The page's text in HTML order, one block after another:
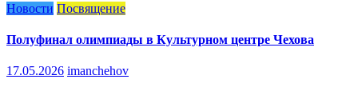
Новости Посвящение
Полуфинал олимпиады в Культурном центре Чехова
17.05.2026 imanchehov